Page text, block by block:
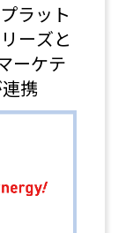
ラット
ーズと
ーケテ
携